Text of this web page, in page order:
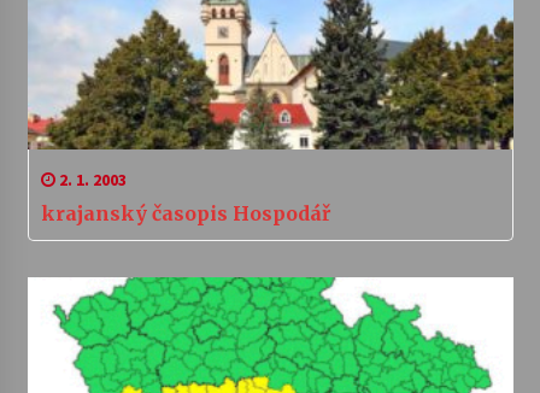
2. 1. 2003
krajanský časopis Hospodář